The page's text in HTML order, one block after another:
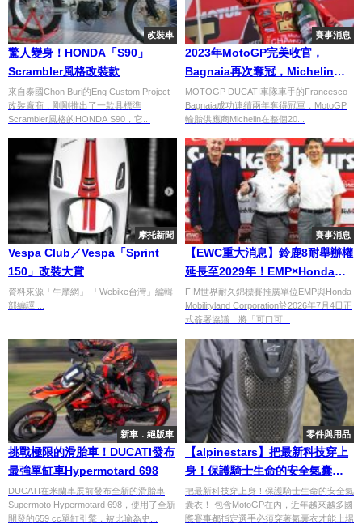
改裝車
驚人變身！HONDA「S90」
Scrambler風格改裝款
來自泰國Chon Buri的Eng Custom Project
改裝廠商，剛剛推出了一款具標準
Scrambler風格的HONDA S90，它...
賽事消息
2023年MotoGP完美收官，
Bagnaia再次奪冠，Michelin成
就36項新紀錄
MOTOGP DUCATI車隊車手的Francesco
Bagnaia成功連續兩年奪得冠軍，MotoGP
輪胎供應商Michelin在整個20...
摩托新聞
Vespa Club／Vespa「Sprint
150」改裝大賞
資料來源「牛摩網」 「Webike台灣」編輯
部編譯 ...
賽事消息
【EWC重大消息】鈴鹿8耐舉辦權
延長至2029年！EMP×Honda
Mobilityland正式簽署三年合約
FIM世界耐久錦標賽推廣單位EMP與Honda
Mobilityland Corporation於2026年7月4日正
式簽署協議，將「可口可...
新車．絕版車
挑戰極限的滑胎車！DUCATI發布
最強單缸車Hypermotard 698
DUCATI在米蘭車展前發布全新的滑胎車
Supermoto Hypermotard 698，使用了全新
開發的659 cc單缸引擎，被比喻為史...
零件與用品
【alpinestars】把最新科技穿上
身！保護騎士生命的安全氣囊
衣！
把最新科技穿上身！保護騎士生命的安全氣
囊衣！ 包含MotoGP在內，近年越來越多國
際賽事都指定選手必須穿著氣囊衣才能上場